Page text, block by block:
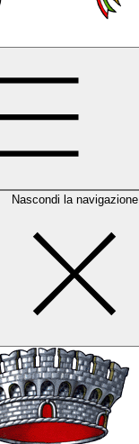
Nascondi la navigazione